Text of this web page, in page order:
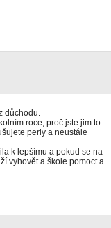
důchodu.
roce, proč jste jim to
perly a neustále
k lepšímu a pokud se na
vyhovět a škole pomoct a